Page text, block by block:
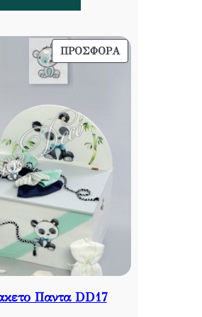
ΠΡΟΣΦΟΡΆΠΡΟΪΌΝ
ΣΕ
Παντα DD17